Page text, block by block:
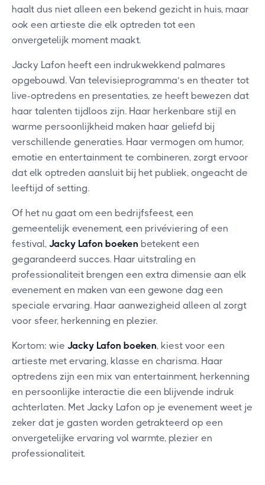
haalt dus niet alleen een bekend gezicht in huis, maar
ook een artieste die elk optreden tot een
onvergetelijk moment maakt.
Jacky Lafon heeft een indrukwekkend palmares
opgebouwd. Van televisieprogramma’s en theater tot
live-optredens en presentaties, ze heeft bewezen dat
haar talenten tijdloos zijn. Haar herkenbare stijl en
warme persoonlijkheid maken haar geliefd bij
verschillende generaties. Haar vermogen om humor,
emotie en entertainment te combineren, zorgt ervoor
dat elk optreden aansluit bij het publiek, ongeacht de
leeftijd of setting.
Of het nu gaat om een bedrijfsfeest, een
gemeentelijk evenement, een privéviering of een
festival, Jacky Lafon boeken betekent een
gegarandeerd succes. Haar uitstraling en
professionaliteit brengen een extra dimensie aan elk
evenement en maken van een gewone dag een
speciale ervaring. Haar aanwezigheid alleen al zorgt
voor sfeer, herkenning en plezier.
Kortom: wie Jacky Lafon boeken, kiest voor een
artieste met ervaring, klasse en charisma. Haar
optredens zijn een mix van entertainment, herkenning
en persoonlijke interactie die een blijvende indruk
achterlaten. Met Jacky Lafon op je evenement weet je
zeker dat je gasten worden getrakteerd op een
onvergetelijke ervaring vol warmte, plezier en
professionaliteit.